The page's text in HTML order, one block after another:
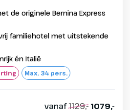
de originele Bernina Express
familiehotel met uitstekende
én Italië
Max. 34 pers.
vanaf1129,- 1079,-